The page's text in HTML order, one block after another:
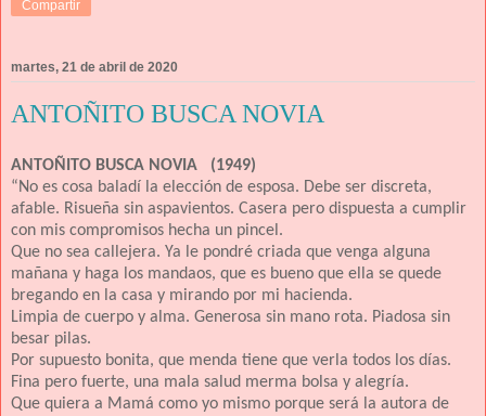
Compartir
martes, 21 de abril de 2020
ANTOÑITO BUSCA NOVIA
ANTOÑITO BUSCA NOVIA (1949)
“No es cosa baladí la elección de esposa. Debe ser discreta,
afable. Risueña sin aspavientos. Casera pero dispuesta a cumplir
con mis compromisos hecha un pincel.
Que no sea callejera. Ya le pondré criada que venga alguna
mañana y haga los mandaos, que es bueno que ella se quede
bregando en la casa y mirando por mi hacienda.
Limpia de cuerpo y alma. Generosa sin mano rota. Piadosa sin
besar pilas.
Por supuesto bonita, que menda tiene que verla todos los días.
Fina pero fuerte, una mala salud merma bolsa y alegría.
Que quiera a Mamá como yo mismo porque será la autora de